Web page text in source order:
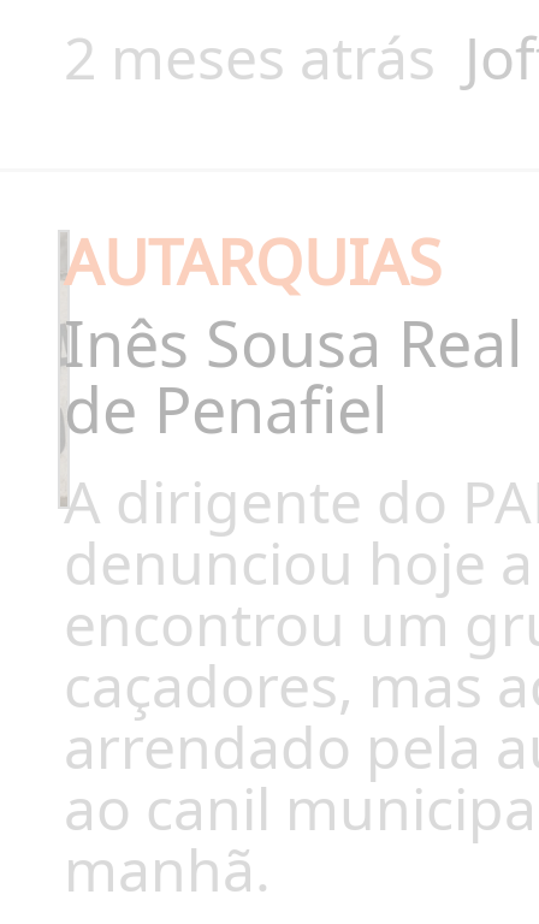
2 meses atrás
AUTARQUIAS
Inês Sousa
de Penafiel
A dirigente do
denunciou hoje
encontrou um
caçadores, mas
arrendado pela
ao canil
manhã.